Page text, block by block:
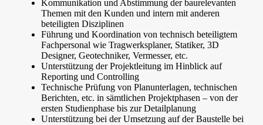
Kommunikation und Abstimmung der baurelevanten
Themen mit den Kunden und intern mit anderen
beteiligten Disziplinen
Führung und Koordination von technisch beteiligtem
Fachpersonal wie Tragwerksplaner, Statiker, 3D
Designer, Geotechniker, Vermesser, etc.
Unterstützung der Projektleitung im Hinblick auf
Reporting und Controlling
Technische Prüfung von Planunterlagen, technischen
Berichten, etc. in sämtlichen Projektphasen – von der
ersten Studienphase bis zur Detailplanung
Unterstützung bei der Umsetzung auf der Baustelle bei